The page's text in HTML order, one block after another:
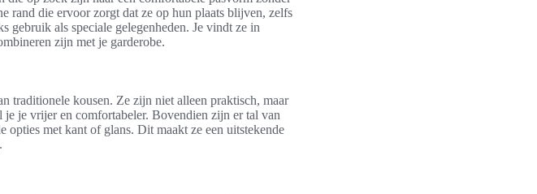
rand die ervoor zorgt dat ze op hun plaats blijven, zelfs
gebruik als speciale gelegenheden. Je vindt ze in
zijn met je garderobe.
traditionele kousen. Ze zijn niet alleen praktisch, maar
je vrijer en comfortabeler. Bovendien zijn er tal van
opties met kant of glans. Dit maakt ze een uitstekende